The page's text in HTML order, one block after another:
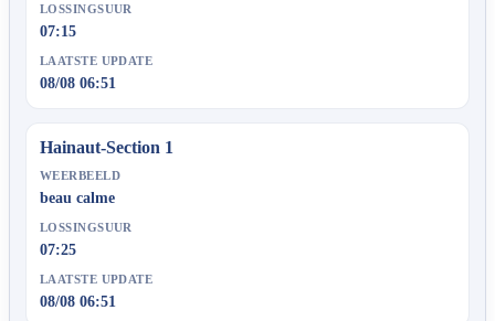
LOSSINGSUUR
07:15
LAATSTE UPDATE
08/08 06:51
Hainaut-Section 1
WEERBEELD
beau calme
LOSSINGSUUR
07:25
LAATSTE UPDATE
08/08 06:51